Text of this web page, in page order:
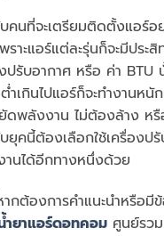
คนที่จะเตรียมติดตั้งแอร์
ราะแอร์แต่ละรุ่นก็จะมีประ
ปรับอากาศ หรือ ค่า BTU
ำเกินไปแอร์ก็จะทำงานห
ดพลังงาน ไม่ต้องล้าง ห
ยุคนี้ต้องเลือกใช้เครื่องปรั
นได้อีกทางหนึ่งด้วย
กต้องการคำแนะนำหรือมี
ำยาแอร์ดอทคอม ศูนย์รว